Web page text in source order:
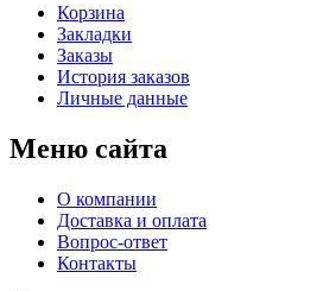
Корзина
Закладки
Заказы
История заказов
Личные данные
Меню сайта
О компании
Доставка и оплата
Вопрос-ответ
Контакты